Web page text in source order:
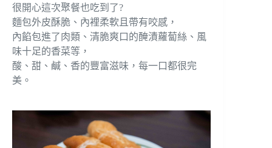
很開心這次聚餐也吃到了?
麵包外皮酥脆、內裡柔軟且帶有咬感，
內餡包進了肉類、清脆爽口的醃漬蘿蔔絲、風
味十足的香菜等，
酸、甜、鹹、香的豐富滋味，每一口都很完
美。